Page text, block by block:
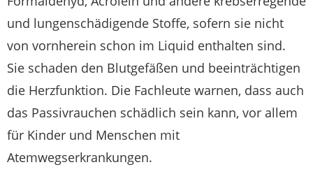
und lungenschädigende Stoffe, sofern sie nicht
von vornherein schon im Liquid enthalten sind.
Sie schaden den Blutgefäßen und beeinträchtigen
die Herzfunktion. Die Fachleute warnen, dass auch
das Passivrauchen schädlich sein kann, vor allem
für Kinder und Menschen mit
Atemwegserkrankungen.